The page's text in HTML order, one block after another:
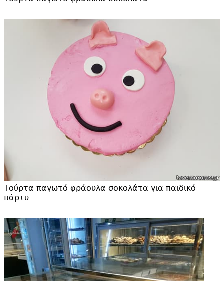
Τούρτα παγωτό φράουλα σοκολάτα για παιδικό
πάρτυ